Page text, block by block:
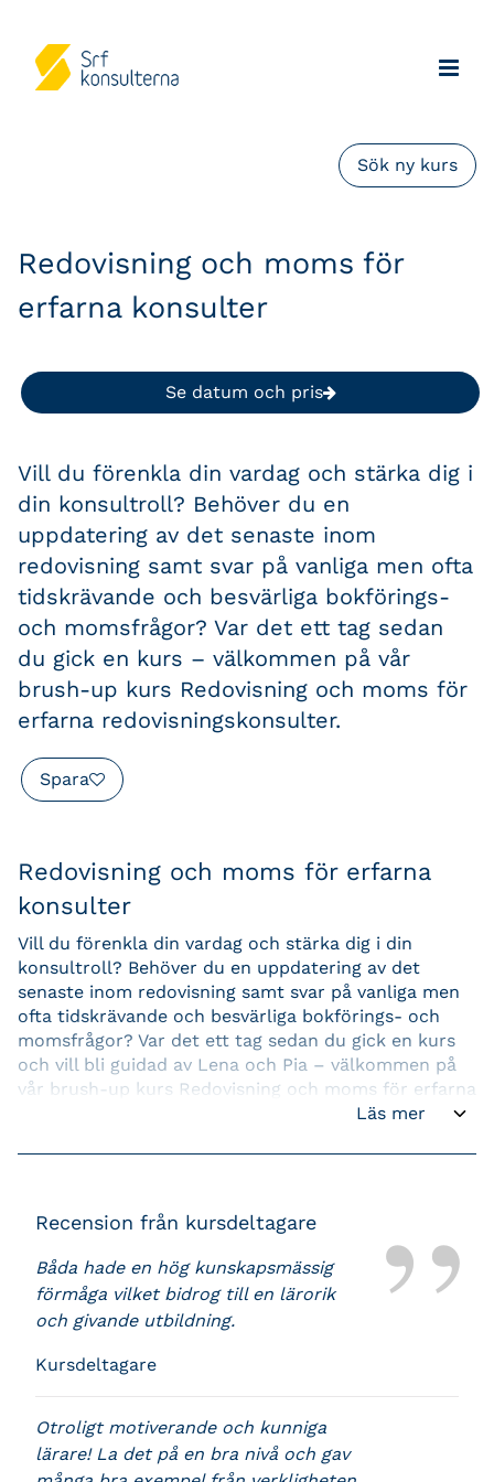
Sök ny kurs
Redovisning och moms för
erfarna konsulter
Se datum och pris
Vill du förenkla din vardag och stärka dig i
din konsultroll? Behöver du en
uppdatering av det senaste inom
redovisning samt svar på vanliga men ofta
tidskrävande och besvärliga bokförings-
och momsfrågor? Var det ett tag sedan
du gick en kurs – välkommen på vår
brush-up kurs Redovisning och moms för
erfarna redovisningskonsulter.
Spara
Redovisning och moms för erfarna
konsulter
Vill du förenkla din vardag och stärka dig i din
konsultroll? Behöver du en uppdatering av det
senaste inom redovisning samt svar på vanliga men
ofta tidskrävande och besvärliga bokförings- och
momsfrågor? Var det ett tag sedan du gick en kurs
och vill bli guidad av Lena och Pia – välkommen på
vår brush-up kurs Redovisning och moms för erfarna
Lämpliga förkunskaper
Du är auktoriserad eller på motsvarande nivå och
arbetar självständigt med kundansvar och rådgivning
till ägarledda företag. Kursen utgår ifrån mindre
företag och du ska vara väl förtrogen med K2-
regelverket.
Kursmål
Kursen syftar till att förenkla din vardag och stärka
din kompetens och konsultroll. Efter kursen ska du
ha blivit uppdaterad och därmed känna ökad
trygghet, kunna driva dina kunduppdrag ännu mer
Läs mer
Recension från kursdeltagare
Båda hade en hög kunskapsmässig
förmåga vilket bidrog till en lärorik
och givande utbildning.
Kursdeltagare
Otroligt motiverande och kunniga
lärare! La det på en bra nivå och gav